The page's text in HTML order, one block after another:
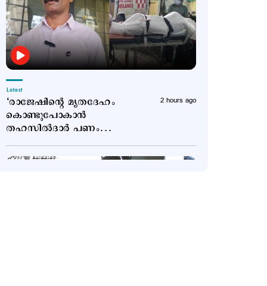
Latest
‘രാജേഷിന്‍റെ മൃതദേഹം
കൊണ്ടുപോകാന്‍
തഹസില്‍ദാര്‍ പണം
ഗുരുതരആരോപണം
2 hours ago